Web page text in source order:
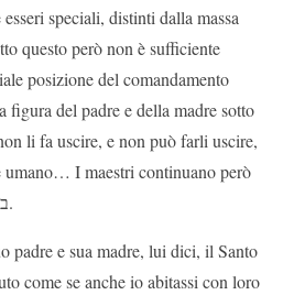
speciali, distinti dalla massa
questo però non è sufficiente
posizione del comandamento
figura del padre e della madre sotto
li fa uscire, e non può farli uscire,
umano… I maestri continuano però
.
padre e sua madre, lui dici, il Santo
come se anche io abitassi con loro